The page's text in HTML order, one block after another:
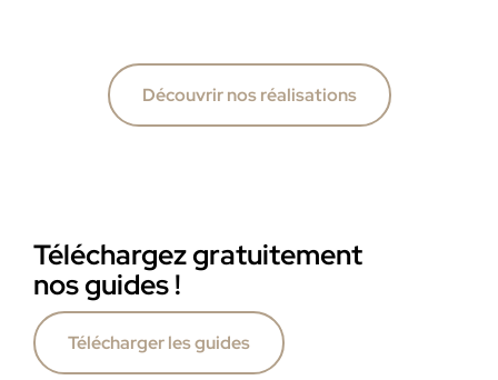
Découvrir nos réalisations
Téléchargez gratuitement
nos guides !
Télécharger les guides